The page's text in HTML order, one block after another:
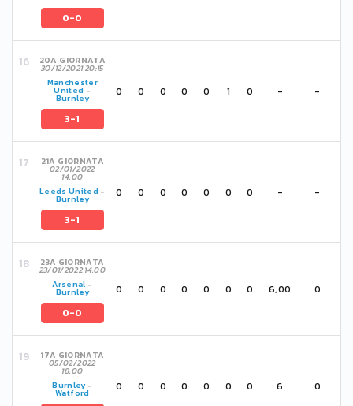
0-0
20A GIORNATA
30/12/2021 20:15
Manchester
United -
Burnley
3-1
0 0 0 0 0 1 0 - -
21A GIORNATA
02/01/2022
14:00
Leeds United -
Burnley
3-1
0 0 0 0 0 0 0 - -
23A GIORNATA
23/01/2022 14:00
Arsenal -
Burnley
0-0
0 0 0 0 0 0 0 6,00 0
17A GIORNATA
05/02/2022
18:00
Burnley-
Watford 0 0 0 0 0 0 0 6 0